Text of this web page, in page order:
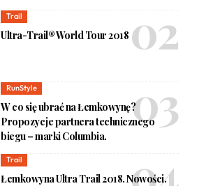
Trail
Ultra-Trail® World Tour 2018
RunStyle
W co się ubrać na Łemkowynę?
Propozycje partnera technicznego
biegu – marki Columbia.
Trail
Łemkowyna Ultra Trail 2018. Nowości.